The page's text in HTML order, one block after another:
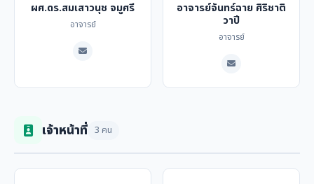
ผศ.ดร.สมเสาวนุช จมูศรี
อาจารย์
อาจารย์จันทร์ฉาย ศิริชาติ
วาปี
อาจารย์
เจ้าหน้าที่ 3 คน